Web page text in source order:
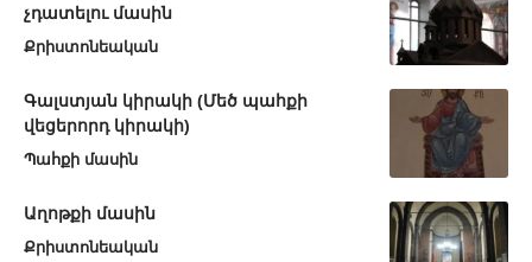
չդատելու մասին
Քրիստոնեական
Գալստյան կիրակի (Մեծ պահքի
վեցերորդ կիրակի)
Պահքի մասին
Աղոթքի մասին
Քրիստոնեական